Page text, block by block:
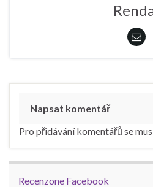
Napsat komentář
Pro přidávání komentářů se
Recenzone Facebook